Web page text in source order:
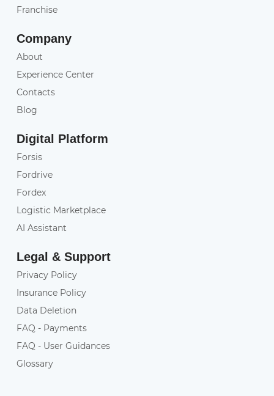
Franchise
Company
About
Experience Center
Contacts
Blog
Digital Platform
Forsis
Fordrive
Fordex
Logistic Marketplace
AI Assistant
Legal & Support
Privacy Policy
Insurance Policy
Data Deletion
FAQ - Payments
FAQ - User Guidances
Glossary